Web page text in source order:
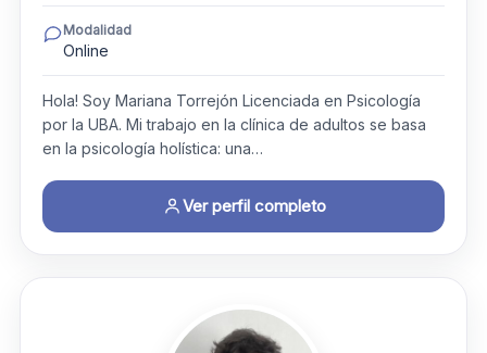
Modalidad
Online
Hola! Soy Mariana Torrejón Licenciada en Psicología
por la UBA. ​Mi trabajo en la clínica de adultos se basa
en la psicología holística: una…
Ver perfil completo